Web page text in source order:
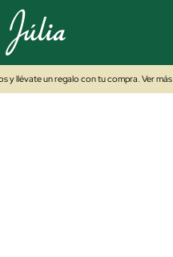
y llévate un regalo con tu compra. Ver más